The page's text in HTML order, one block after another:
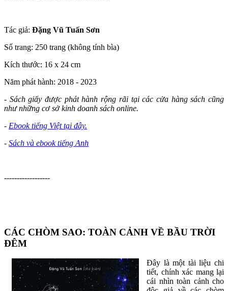
Tác giả: Đặng Vũ Tuấn Sơn
Số trang: 250 trang (không tính bìa)
Kích thước: 16 x 24 cm
Năm phát hành: 2018 - 2023
- Sách giấy được phát hành rộng rãi tại các cửa hàng sách cũng
như những cơ sở kinh doanh sách online.
- Ebook tiếng Việt tại đây.
- Sách và ebook tiếng Anh
------------------
CÁC CHÒM SAO: TOÀN CẢNH VỀ BẦU TRỜI
ĐÊM
Đây là một tài liệu chi
tiết, chính xác mang lại
cái nhìn toàn cảnh cho